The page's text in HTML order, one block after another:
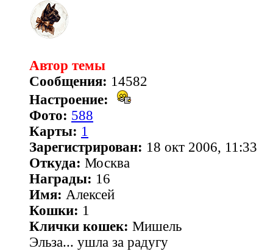
Автор темы
Сообщения: 14582
Настроение:
Фото: 588
Карты: 1
Зарегистрирован: 18 окт 2006, 11:33
Откуда: Москва
Награды: 16
Имя: Алексей
Кошки: 1
Клички кошек: Мишель
Эльза... ушла за радугу